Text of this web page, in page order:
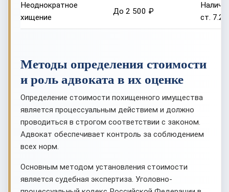
Неоднократное
хищение
До 2 500 ₽
ст.
Методы определения стоимости
и роль адвоката в их оценке
Определение стоимости похищенного имущества
является процессуальным действием и должно
проводиться в строгом соответствии с законом.
Адвокат обеспечивает контроль за соблюдением
всех норм.
Основным методом установления стоимости
является судебная экспертиза. Уголовно-